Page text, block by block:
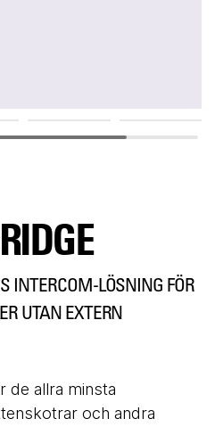
INTERCOM-LÖSNING FÖR
UTAN EXTERN
de allra minsta
och andra